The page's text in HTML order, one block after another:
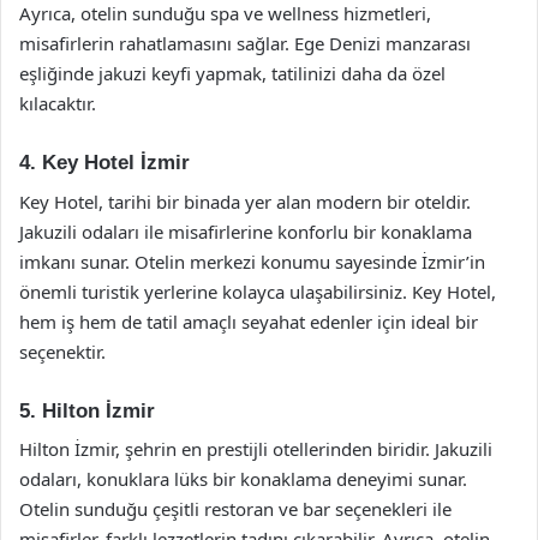
Ayrıca, otelin sunduğu spa ve wellness hizmetleri,
misafirlerin rahatlamasını sağlar. Ege Denizi manzarası
eşliğinde jakuzi keyfi yapmak, tatilinizi daha da özel
kılacaktır.
4. Key Hotel İzmir
Key Hotel, tarihi bir binada yer alan modern bir oteldir.
Jakuzili odaları ile misafirlerine konforlu bir konaklama
imkanı sunar. Otelin merkezi konumu sayesinde İzmir’in
önemli turistik yerlerine kolayca ulaşabilirsiniz. Key Hotel,
hem iş hem de tatil amaçlı seyahat edenler için ideal bir
seçenektir.
5. Hilton İzmir
Hilton İzmir, şehrin en prestijli otellerinden biridir. Jakuzili
odaları, konuklara lüks bir konaklama deneyimi sunar.
Otelin sunduğu çeşitli restoran ve bar seçenekleri ile